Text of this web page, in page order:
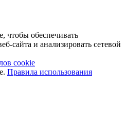
чтобы обеспечивать
сайта и анализировать сетевой
cookie
Правила использования